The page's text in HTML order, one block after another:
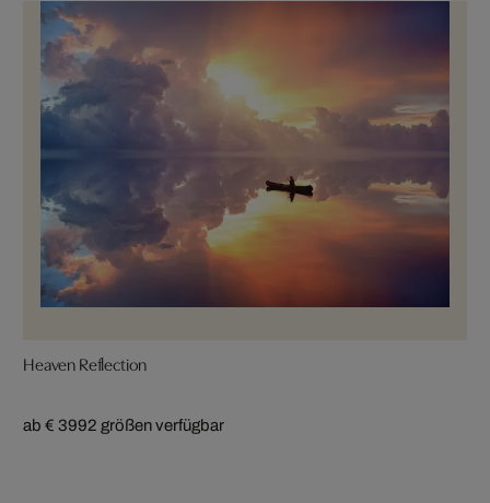
Heaven Reflection
ab € 3992 größen verfügbar